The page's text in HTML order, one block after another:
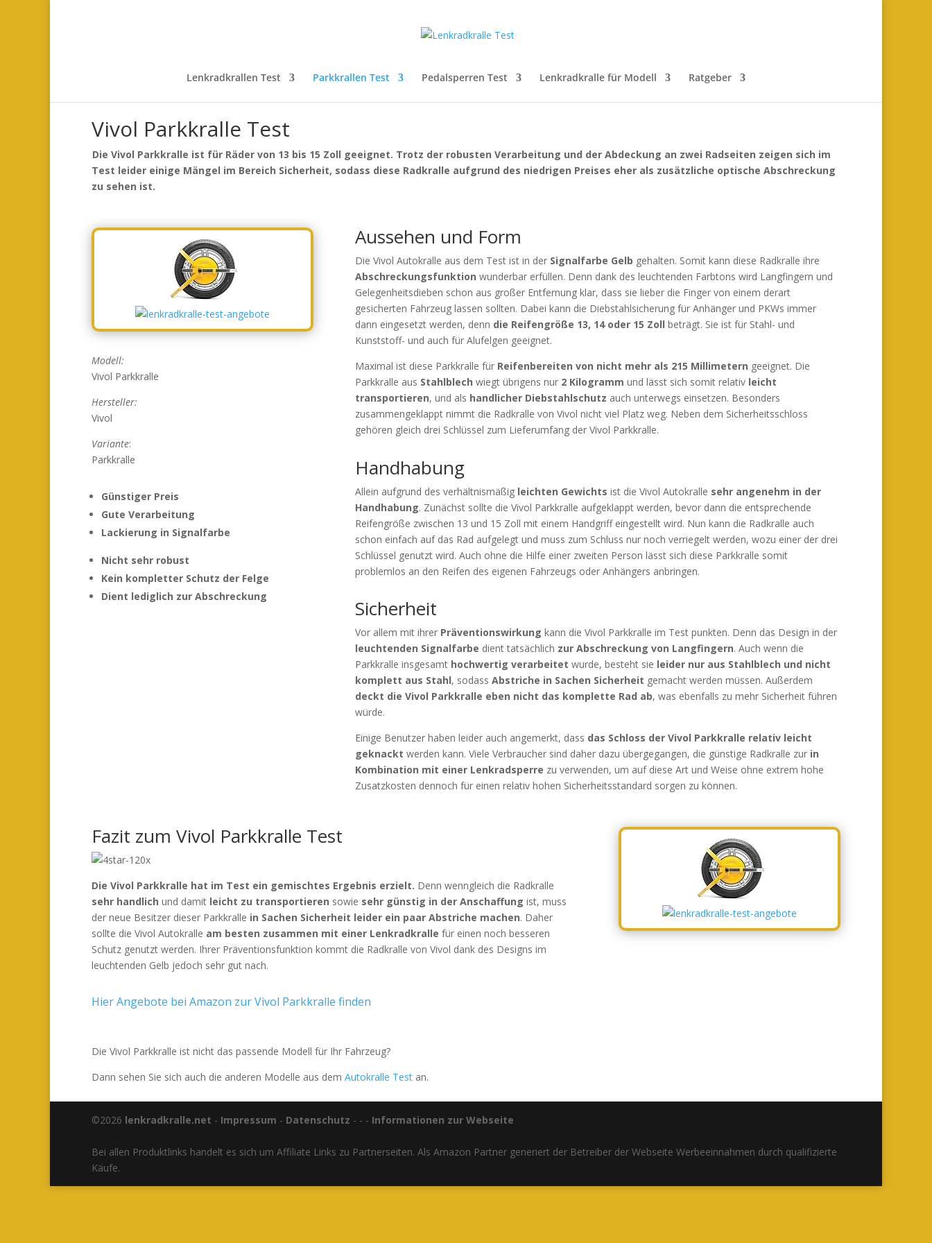
Lenkradkrallen Test Parkkrallen Test Pedalsperren Test Lenkradkralle für Modell Ratgeber
Vivol Parkkralle Test
Die Vivol Parkkralle ist für Räder von 13 bis 15 Zoll geeignet. Trotz der robusten Verarbeitung und der Abdeckung an zwei Radseiten zeigen sich im
Test leider einige Mängel im Bereich Sicherheit, sodass diese Radkralle aufgrund des niedrigen Preises eher als zusätzliche optische Abschreckung
zu sehen ist.
Modell:
Vivol Parkkralle
Hersteller:
Vivol
Variante:
Parkkralle
Günstiger Preis
Gute Verarbeitung
Lackierung in Signalfarbe
Nicht sehr robust
Kein kompletter Schutz der Felge
Dient lediglich zur Abschreckung
Aussehen und Form
Die Vivol Autokralle aus dem Test ist in der Signalfarbe Gelb gehalten. Somit kann diese Radkralle ihre
Abschreckungsfunktion wunderbar erfüllen. Denn dank des leuchtenden Farbtons wird Langfingern und
Gelegenheitsdieben schon aus großer Entfernung klar, dass sie lieber die Finger von einem derart
gesicherten Fahrzeug lassen sollten. Dabei kann die Diebstahlsicherung für Anhänger und PKWs immer
dann eingesetzt werden, denn die Reifengröße 13, 14 oder 15 Zoll beträgt. Sie ist für Stahl- und
Kunststoff- und auch für Alufelgen geeignet.
Maximal ist diese Parkkralle für Reifenbereiten von nicht mehr als 215 Millimetern geeignet. Die
Parkkralle aus Stahlblech wiegt übrigens nur2 Kilogramm und lässt sich somit relativ leicht
transportieren, und als handlicher Diebstahlschutz auch unterwegs einsetzen. Besonders
zusammengeklappt nimmt die Radkralle von Vivol nicht viel Platz weg. Neben dem Sicherheitsschloss
gehören gleich drei Schlüssel zum Lieferumfang der Vivol Parkkralle.
Handhabung
Allein aufgrund des verhältnismäßig leichten Gewichts ist die Vivol Autokralle sehr angenehm in der
Handhabung. Zunächst sollte die Vivol Parkkralle aufgeklappt werden, bevor dann die entsprechende
Reifengröße zwischen 13 und 15 Zoll mit einem Handgriff eingestellt wird. Nun kann die Radkralle auch
schon einfach auf das Rad aufgelegt und muss zum Schluss nur noch verriegelt werden, wozu einer der drei
Schlüssel genutzt wird. Auch ohne die Hilfe einer zweiten Person lässt sich diese Parkkralle somit
problemlos an den Reifen des eigenen Fahrzeugs oder Anhängers anbringen.
Sicherheit
Vor allem mit ihrer Präventionswirkung kann die Vivol Parkkralle im Test punkten. Denn das Design in der
leuchtenden Signalfarbe dient tatsächlich zur Abschreckung von Langfingern. Auch wenn die
Parkkralle insgesamt hochwertig verarbeitet wurde, besteht sie leider nur aus Stahlblech und nicht
komplett aus Stahl, sodass Abstriche in Sachen Sicherheit gemacht werden müssen. Außerdem
deckt die Vivol Parkkralle eben nicht das komplette Rad ab, was ebenfalls zu mehr Sicherheit führen
würde.
Einige Benutzer haben leider auch angemerkt, dass das Schloss der Vivol Parkkralle relativ leicht
geknackt werden kann. Viele Verbraucher sind daher dazu übergegangen, die günstige Radkralle zur in
Kombination mit einer Lenkradsperre zu verwenden, um auf diese Art und Weise ohne extrem hohe
Zusatzkosten dennoch für einen relativ hohen Sicherheitsstandard sorgen zu können.
Fazit zum Vivol Parkkralle Test
Die Vivol Parkkralle hat im Test ein gemischtes Ergebnis erzielt. Denn wenngleich die Radkralle
sehr handlich und damit leicht zu transportieren sowie sehr günstig in der Anschaffung ist, muss
der neue Besitzer dieser Parkkralle in Sachen Sicherheit leider ein paar Abstriche machen. Daher
sollte die Vivol Autokralle am besten zusammen mit einer Lenkradkralle für einen noch besseren
Schutz genutzt werden. Ihrer Präventionsfunktion kommt die Radkralle von Vivol dank des Designs im
leuchtenden Gelb jedoch sehr gut nach.
Hier Angebote bei Amazon zur Vivol Parkkralle finden
Die Vivol Parkkralle ist nicht das passende Modell für Ihr Fahrzeug?
Dann sehen Sie sich auch die anderen Modelle aus dem Autokralle Test an.
©2026 lenkradkralle.net - Impressum - Datenschutz - - - Informationen zur Webseite
Bei allen Produktlinks handelt es sich um Affiliate Links zu Partnerseiten. Als Amazon Partner generiert der Betreiber der Webseite Werbeeinnahmen durch qualifizierte
Käufe.